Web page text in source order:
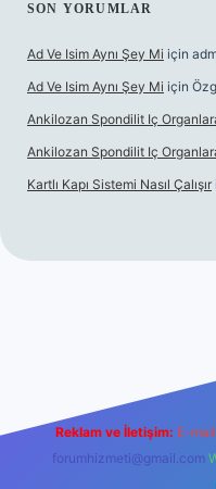
SON YORUMLAR
Ad Ve Isim Aynı Şey Mi için
Ad Ve Isim Aynı Şey Mi için
Ankilozan Spondilit Iç
Ankilozan Spondilit Iç
Kartlı Kapı Sistemi Nasıl Çalışır
Reklam ve İletişim: E-
forumhizmeti@gmail.com